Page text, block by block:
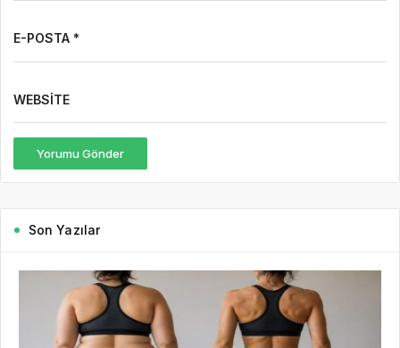
E-POSTA *
WEBSITE
Yorumu Gönder
Son Yazılar